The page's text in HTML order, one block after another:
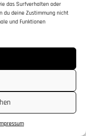
das Surfverhalten oder
du deine Zustimmung nicht
und Funktionen
|Datenschutz